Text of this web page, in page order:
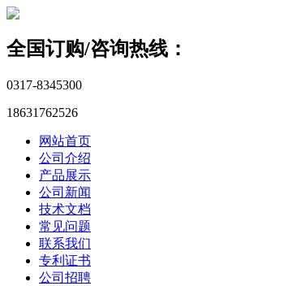
全国订购/咨询热线：
0317-8345300
18631762526
网站首页
公司介绍
产品展示
公司新闻
技术文档
常见问题
联系我们
专利证书
公司招聘